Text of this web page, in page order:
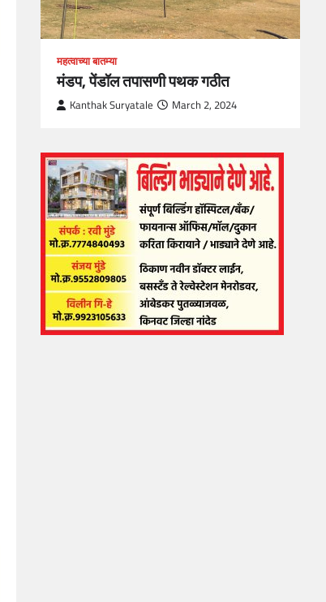
महत्वाच्या बातम्या
मंडप, पेंडॉल तपासणी पथक गठीत
Kanthak Suryatale March 2, 2024